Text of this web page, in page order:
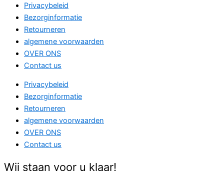
Privacybeleid
Bezorginformatie
Retourneren
algemene voorwaarden
OVER ONS
Contact us
Privacybeleid
Bezorginformatie
Retourneren
algemene voorwaarden
OVER ONS
Contact us
Wij staan voor u klaar!